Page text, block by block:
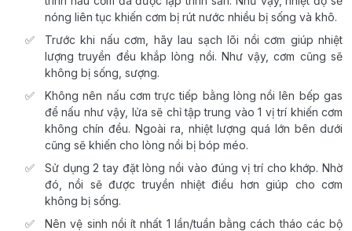
nóng liên tục khiến cơm bị rút nước nhiều bị sống và khô.
Trước khi nấu cơm, hãy lau sạch lõi nồi cơm giúp nhiệt
lượng truyền đều khắp lòng nồi. Như vậy, cơm cũng sẽ
không bị sống, sượng.
Không nên nấu cơm trực tiếp bằng lòng nồi lên bếp gas
để nấu như vậy, lửa sẽ chỉ tập trung vào 1 vị trí khiến cơm
không chín đều. Ngoài ra, nhiệt lượng quá lớn bên dưới
cũng sẽ khiến cho lòng nồi bị bóp méo.
Sử dụng 2 tay đặt lòng nồi vào đúng vị trí cho khớp. Nhờ
đó, nồi sẽ được truyền nhiệt điều hơn giúp cho cơm
không bị sống.
Nên vệ sinh nồi ít nhất 1 lần/tuần bằng cách tháo các bộ